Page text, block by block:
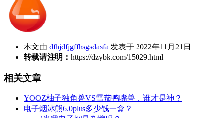
本文由 dfhjdfjgffhsgsdasfa 发表于 2022年11月21日
转载请注明： https://dzybk.com/15029.html
相关文章
YOOZ柚子独角兽VS雪茄鸭嘴兽，谁才是神？
电子烟冰熊6.0plus多少钱一盒？